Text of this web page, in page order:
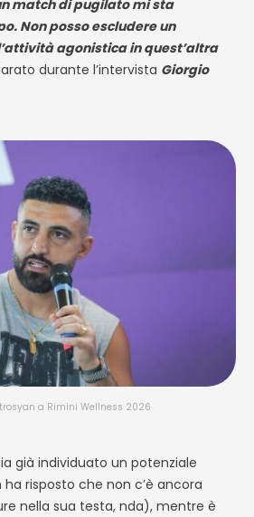
match di pugilato mi sta
Non posso escludere un
agonistica in quest’altra
durante l’intervista Giorgio
a Rimini Wellness 2026
già individuato un potenziale
ha risposto che non c’è ancora
nella sua testa, nda), mentre è